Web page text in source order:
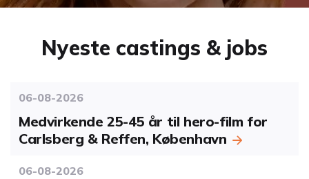
Nyeste castings & jobs
06-08-2026
Medvirkende 25-45 år til hero-film for
Carlsberg & Reffen, København
06-08-2026